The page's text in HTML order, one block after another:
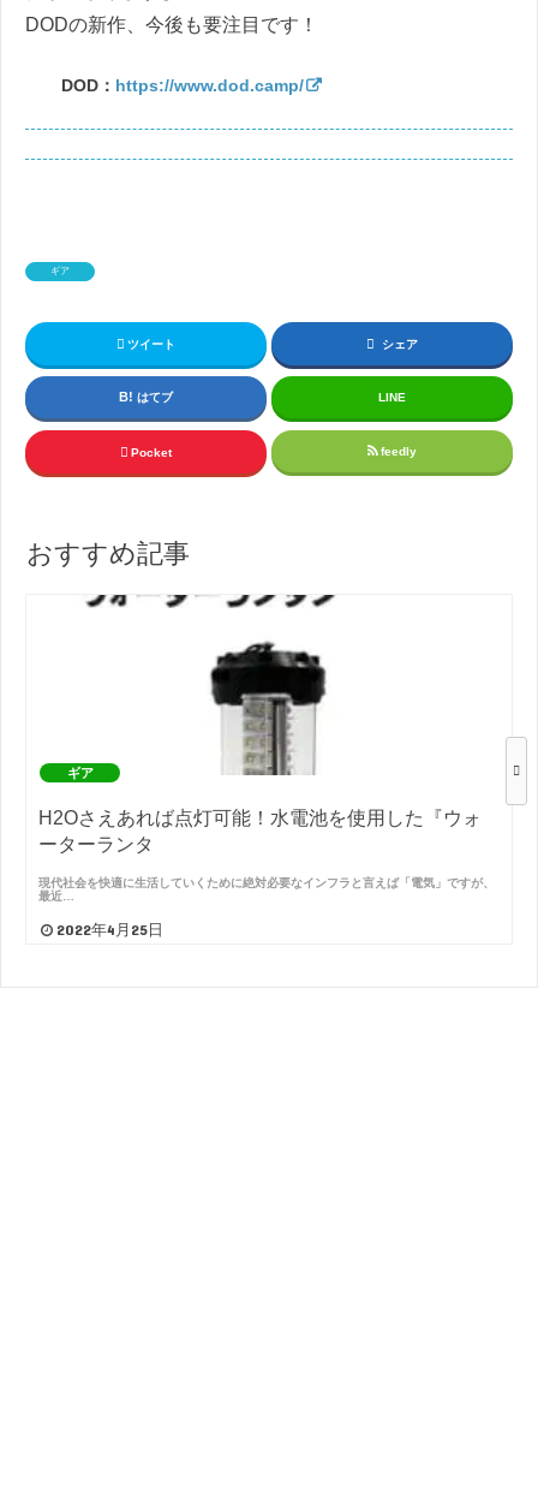
DODの新作、今後も要注目です！
DOD： https://www.dod.camp/
ギア
ツイート シェア
はてブ LINE
Pocket feedly
おすすめ記事
ギア
H2Oさえあれば点灯可能！水電池を使用した『ウォ
ーターランタ
現代社会を快適に生活していくために絶対必要なインフラと言えば「電気」ですが、
最近…
2022年4月25日